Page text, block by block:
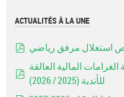
ACTUALITÉS À LA UNE
استغلال مرفق رياضي
pdf
المالية العالقة
للأندية (2025 / 2026)